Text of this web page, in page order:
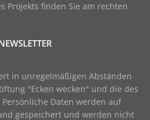
Projekts finden Sie am rechten
in unregelmäßigen Abständen
"Ecken wecken" und die des
Daten werden auf
gespeichert und werden nicht